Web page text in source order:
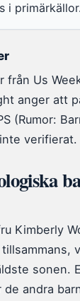
i
från Us
anger att
(Rumor:
verifierat.
Kimberly
sonen.
andra